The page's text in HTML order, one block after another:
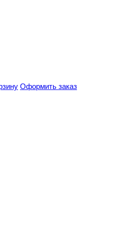
Оформить заказ